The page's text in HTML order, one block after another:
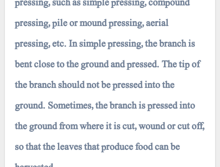
pressing, pile or mound pressing, aerial
pressing, etc. In simple pressing, the branch is
bent close to the ground and pressed. The tip of
the branch should not be pressed into the
ground. Sometimes, the branch is pressed into
the ground from where it is cut, wound or cut off,
so that the leaves that produce food can be